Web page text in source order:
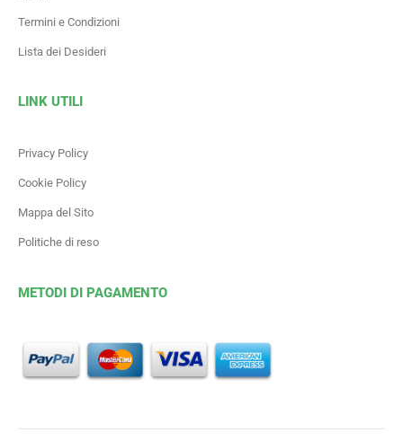
Termini e Condizioni
Lista dei Desideri
LINK UTILI
Privacy Policy
Cookie Policy
Mappa del Sito
Politiche di reso
METODI DI PAGAMENTO